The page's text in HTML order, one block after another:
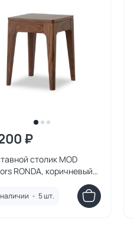
₽
столик MOD
RONDA, коричневый
• 5 шт.